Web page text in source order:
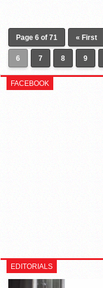
Page 6 of 71 « First
6 7 8 9
FACEBOOK
EDITORIALS